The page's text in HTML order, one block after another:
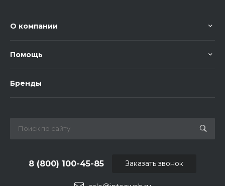
О компании
Помощь
Бренды
8 (800) 100-45-85 Заказать звонок